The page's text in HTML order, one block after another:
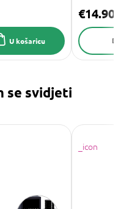
U košaricu
€14.90
se svidjeti